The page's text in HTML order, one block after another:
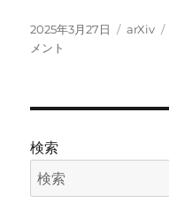
投
稿
2025年3月27日
カ
arXiv
メント
検索